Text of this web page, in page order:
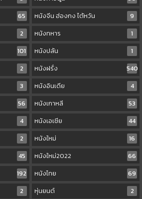
65 หนังจีน ฮ่องกง ไต้หวัน
9
2 หนังทหาร
1
101 หนังปล้น
1
2 หนังฝรั่ง
540
3 หนังอินเดีย
4
56 หนังเกาหลี
53
4 หนังเอเชีย
44
2 หนังใหม่
16
45 หนังใหม่2022
66
192 หนังไทย
69
2 หุ่นยนต์
2